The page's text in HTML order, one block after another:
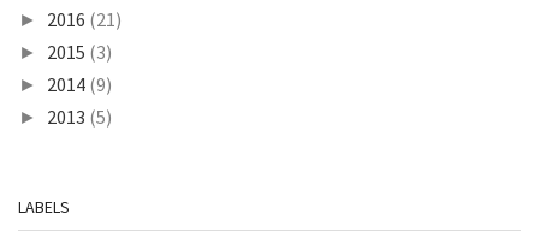
► 2016 (21)
► 2015 (3)
► 2014 (9)
► 2013 (5)
LABELS